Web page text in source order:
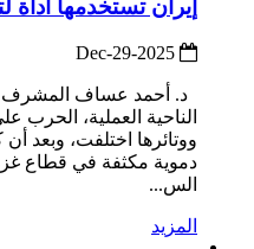
إيران تستخدمها
د. أحمد عساف المشرف
الناحية العملية،
ووتائرها اختلفت، وبعد
دموية مكثفة في قطاع
الس...
المزيد